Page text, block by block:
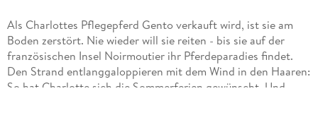
Ein wunderbares Buch, mit einem gut lesbaren Schreibstil,
gerade recht für die Altersgruppe. Es ist einfühlsam, gut
verständlich und bildgewaltig geschrieben. Obwohl ich schon
lange nicht mehr zur Zielgruppe gehöre, hat mir das Buch
sehr gut gefallen. Die Handlung ist gut aufgebaut,
Als Charlottes Pflegepferd Gento verkauft wird, ist sie am
Boden zerstört. Nie wieder will sie reiten - bis sie auf der
französischen Insel Noirmoutier ihr Pferdeparadies findet.
Den Strand entlanggaloppieren mit dem Wind in den Haaren:
So hat Charlotte sich die Sommerferien gewünscht. Und